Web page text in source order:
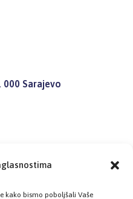
kako bismo poboljšali Vaše
000 Sarajevo